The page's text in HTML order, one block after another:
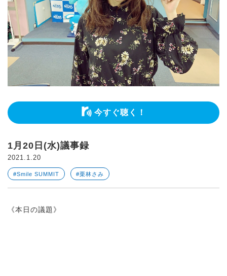
今すぐ聴く！
1月20日(水)議事録
2021.1.20
#Smile SUMMIT #栗林さみ
《本日の議題》